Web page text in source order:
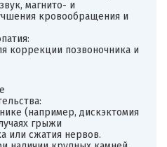
магнито- и
кровообращения и
коррекции позвоночника и
(например, дискэктомия
грыжи
или сжатия нервов.